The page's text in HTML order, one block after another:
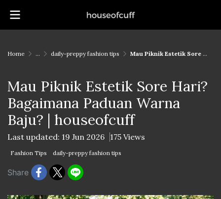
Home ... daily-preppy fashion tips Mau Piknik Estetik Sore Hari? Bagaimana Paduan Warna Baju? | houseofcuff
Mau Piknik Estetik Sore Hari?
Bagaimana Paduan Warna
Baju? | houseofcuff
Last updated: 19 Jun 2026 175 Views
Fashion Tips daily-preppy fashion tips
Share